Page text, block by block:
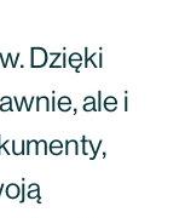
Dzięki
ale i